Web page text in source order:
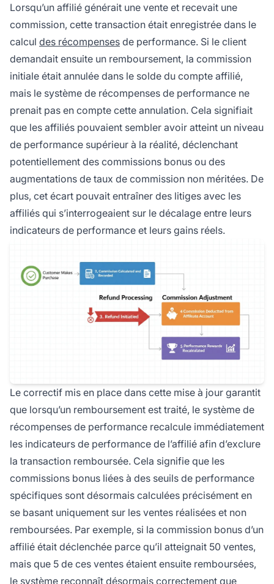
Lorsqu’un affilié générait une vente et recevait une
commission, cette transaction était enregistrée dans le
calcul des récompenses de performance. Si le client
demandait ensuite un remboursement, la commission
initiale était annulée dans le solde du compte affilié,
mais le système de récompenses de performance ne
prenait pas en compte cette annulation. Cela signifiait
que les affiliés pouvaient sembler avoir atteint un niveau
de performance supérieur à la réalité, déclenchant
potentiellement des commissions bonus ou des
augmentations de taux de commission non méritées. De
plus, cet écart pouvait entraîner des litiges avec les
affiliés qui s’interrogeaient sur le décalage entre leurs
indicateurs de performance et leurs gains réels.
Le correctif mis en place dans cette mise à jour garantit
que lorsqu’un remboursement est traité, le système de
récompenses de performance recalcule immédiatement
les indicateurs de performance de l’affilié afin d’exclure
la transaction remboursée. Cela signifie que les
commissions bonus liées à des seuils de performance
spécifiques sont désormais calculées précisément en
se basant uniquement sur les ventes réalisées et non
remboursées. Par exemple, si la commission bonus d’un
affilié était déclenchée parce qu’il atteignait 50 ventes,
mais que 5 de ces ventes étaient ensuite remboursées,
le système reconnaît désormais correctement que